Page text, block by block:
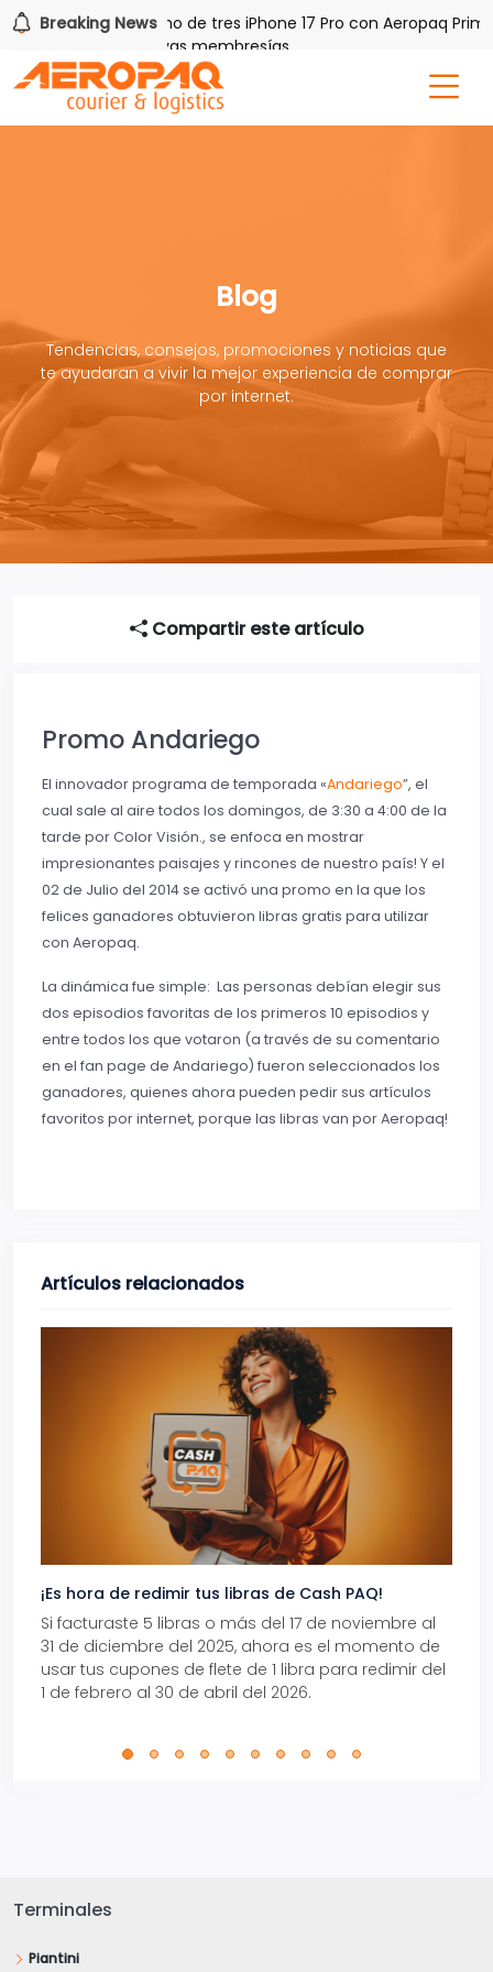
Breaking News
Gana uno de tres iPhone 17 Pro con Aeropaq Prime
tres meses nuevas membresías
Blog
Tendencias, consejos, promociones y noticias que
te ayudaran a vivir la mejor experiencia de comprar
por internet.
Compartir este artículo
Promo Andariego
El innovador programa de temporada «Andariego”, el
cual sale al aire todos los domingos, de 3:30 a 4:00 de la
tarde por Color Visión., se enfoca en mostrar
impresionantes paisajes y rincones de nuestro país! Y el
02 de Julio del 2014 se activó una promo en la que los
felices ganadores obtuvieron libras gratis para utilizar
con Aeropaq.
La dinámica fue simple: Las personas debían elegir sus
dos episodios favoritas de los primeros 10 episodios y
entre todos los que votaron (a través de su comentario
en el fan page de Andariego) fueron seleccionados los
ganadores, quienes ahora pueden pedir sus artículos
favoritos por internet, porque las libras van por Aeropaq!
Artículos relacionados
¡Es hora de redimir tus libras de Cash PAQ!
Si facturaste 5 libras o más del 17 de noviembre al
31 de diciembre del 2025, ahora es el momento de
usar tus cupones de flete de 1 libra para redimir del
1 de febrero al 30 de abril del 2026.
Terminales
Piantini